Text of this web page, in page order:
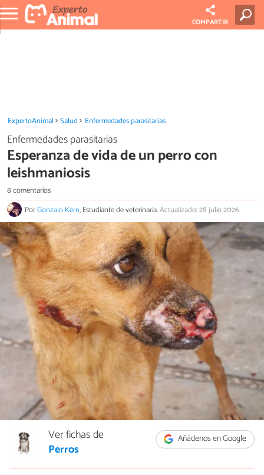
COMPARTIR
ExpertoAnimal Salud Enfermedades parasitarias
Enfermedades parasitarias
Esperanza de vida de un perro con
leishmaniosis
8 comentarios
PorGonzalo Kern, Estudiante de veterinaria.Actualizado: 28 julio 2026
Añádenos en Google
Ver fichas de
Perros